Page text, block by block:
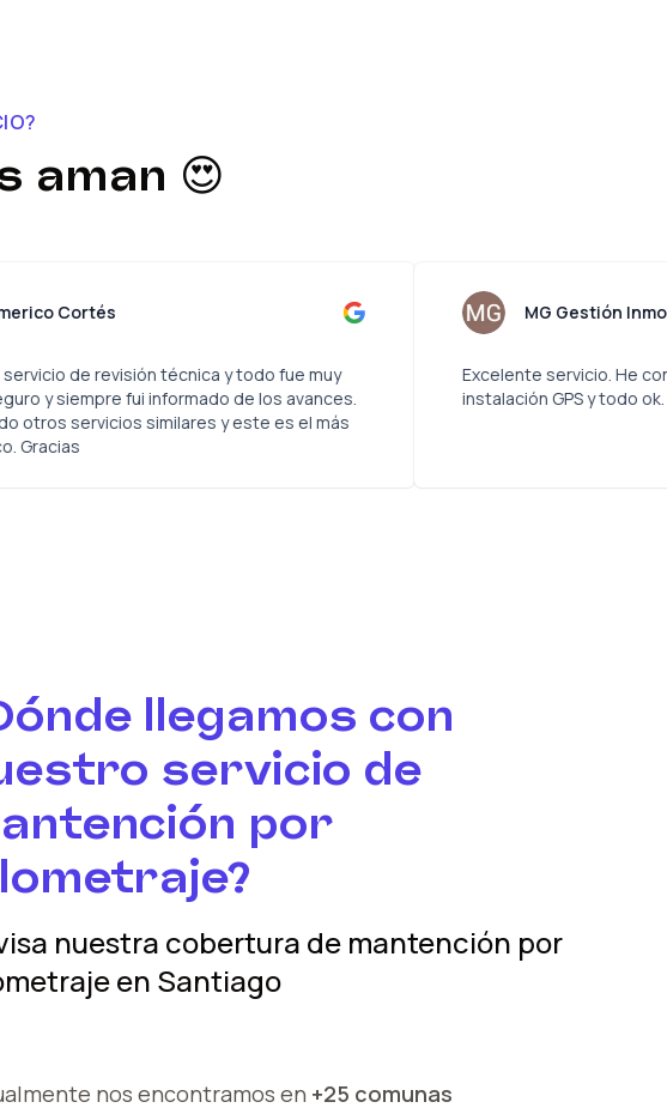
aman 😍
Solicité el servicio de revisión técnica y todo fue muy
rápido, seguro y siempre fui informado de los avances.
He probado otros servicios similares y este es el más
económico. Gracias
llegamos con
servicio de
por
nuestra cobertura de mantención por
en Santiago
nos encontramos en +25 comunas